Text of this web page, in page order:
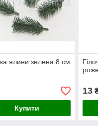
ялини зелена 8 см
Купити
13